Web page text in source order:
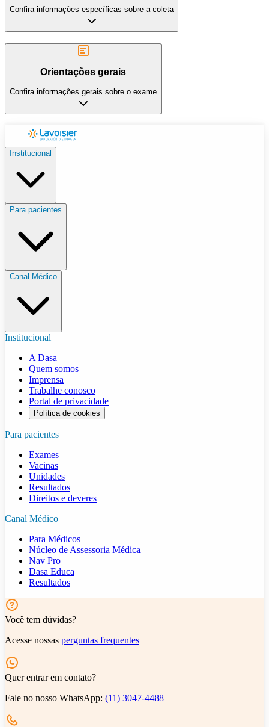
Confira informações específicas sobre a coleta
Orientações gerais
Confira informações gerais sobre o exame
Institucional
Para pacientes
Canal Médico
Institucional
A Dasa
Quem somos
Imprensa
Trabalhe conosco
Portal de privacidade
Política de cookies
Para pacientes
Exames
Vacinas
Unidades
Resultados
Direitos e deveres
Canal Médico
Para Médicos
Núcleo de Assessoria Médica
Nav Pro
Dasa Educa
Resultados
Você tem dúvidas?
Acesse nossas perguntas frequentes
Quer entrar em contato?
Fale no nosso WhatsApp: (11) 3047-4488